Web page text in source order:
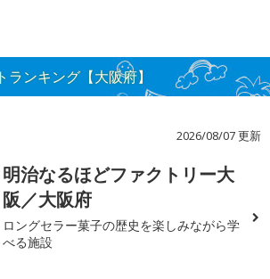
ンキング【大阪府】
2026/08/07 更新
明治なるほどファクトリー大
阪／大阪府
ロングセラー菓子の歴史を楽しみながら学
べる施設